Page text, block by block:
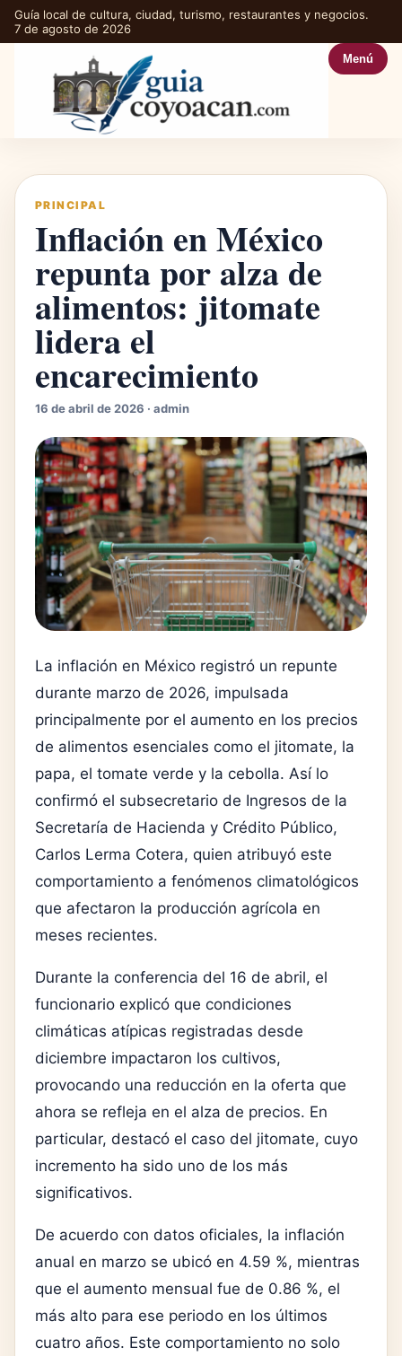
Guía local de cultura, ciudad, turismo, restaurantes y negocios.
7 de agosto de 2026
Menú
PRINCIPAL
Inflación en México
repunta por alza de
alimentos: jitomate
lidera el
encarecimiento
16 de abril de 2026 · admin
La inflación en México registró un repunte
durante marzo de 2026, impulsada
principalmente por el aumento en los precios
de alimentos esenciales como el jitomate, la
papa, el tomate verde y la cebolla. Así lo
confirmó el subsecretario de Ingresos de la
Secretaría de Hacienda y Crédito Público,
Carlos Lerma Cotera, quien atribuyó este
comportamiento a fenómenos climatológicos
que afectaron la producción agrícola en
meses recientes.
Durante la conferencia del 16 de abril, el
funcionario explicó que condiciones
climáticas atípicas registradas desde
diciembre impactaron los cultivos,
provocando una reducción en la oferta que
ahora se refleja en el alza de precios. En
particular, destacó el caso del jitomate, cuyo
incremento ha sido uno de los más
significativos.
De acuerdo con datos oficiales, la inflación
anual en marzo se ubicó en 4.59 %, mientras
que el aumento mensual fue de 0.86 %, el
más alto para ese periodo en los últimos
cuatro años. Este comportamiento no solo